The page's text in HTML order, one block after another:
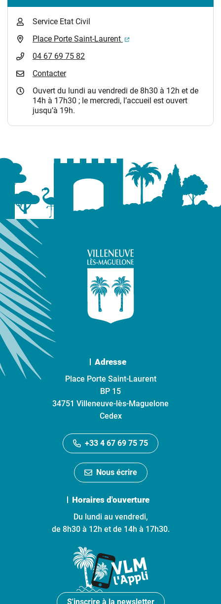
Service Etat Civil
Place Porte Saint-Laurent
(ouverture dans un
04 67 69 75 82
Contacter
Ouvert du lundi au vendredi de 8h30 à 12h et de
14h à 17h30 ; le mercredi, l’accueil est ouvert
jusqu’à 19h.
Adresse
Place Porte Saint-Laurent
BP 15
34751 Villeneuve-lès-Maguelone
Cedex
+33 4 67 69 75 75
Nous écrire
Horaires d'ouverture
Du lundi au vendredi,
de 8h30 à 12h et de 14h à 17h30.
S'inscrire à la newsletter